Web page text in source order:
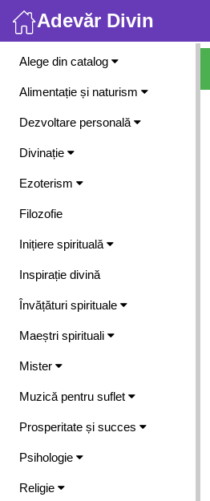
Adevăr Divin
Meniu
Alege din catalog
Alimentație și naturism
Dezvoltare personală
Divinație
Ezoterism
Filozofie
Inițiere spirituală
Inspirație divină
Învățături spirituale
Maeștri spirituali
Mister
Muzică pentru suflet
Prosperitate și succes
Psihologie
Religie